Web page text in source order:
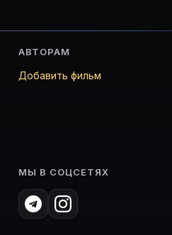
АВТОРАМ
Добавить фильм
МЫ В СОЦСЕТЯХ